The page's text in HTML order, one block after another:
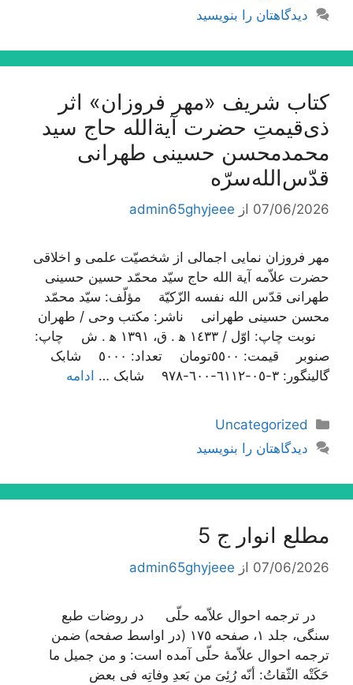
دیدگاهتان را بنویسید
کتاب شریف «مهر فروزان» اثر
ذی‌قیمتِ حضرت آیة‌الله حاج سید
محمدمحسن حسینی طهرانی
قدّس‌الله‌سرّه
07/06/2026 از admin65ghyjeee
مهر فروزان نمایی اجمالی از شخصیّت علمی و اخلاقی
حضرت علاّمه آیة الله حاج سیّد محمّد حسین حسینی
طهرانی قدّس الله نفسه الزّکیّة مؤلّف: سیّد محمّد
محسن حسینی طهرانی ناشر: مکتب وحی / طهران
نوبت چاپ: اوّل / ١٤٣٣ ه‍ . ق، ١٣٩١ ه‍ . ش چاپ:
صنوبر قیمت: ٥٥٠٠تومان تعداد: ٥٠٠٠ شابک
گالینگور: ٣-٠٥-٦١١٢-٦٠٠-٩٧٨ شابک …
ادامه
دسته‌ها
Uncategorized
دیدگاهتان را بنویسید
مطلع انوار ج 5
07/06/2026 از admin65ghyjeee
در ترجمه احوال علاّمه حلّی در روضات طبع
سنگی، جلد ١، صفحه ١٧٥ (در اواسط صفحه) ضمن
ترجمه احوال علاّمۀ حلّی آمده است: و من جمیل ما
حَکَتْه الثّقاتُ: أنّه رُئِیَ من بَعدِ وفاتِه فی بعض